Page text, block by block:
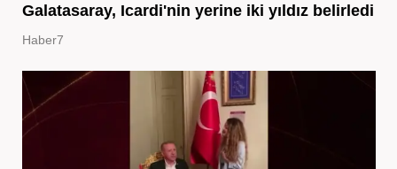
Galatasaray, Icardi'nin yerine iki yıldız belirledi
Haber7